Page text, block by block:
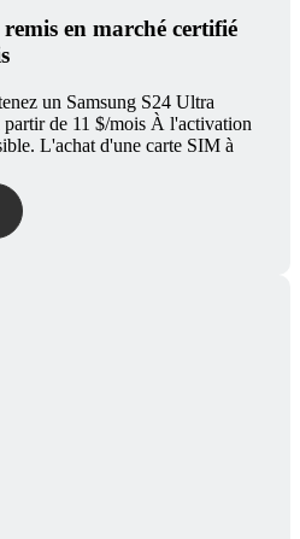
en marché certifié
un Samsung S24 Ultra
partir de 11 $/mois À l'activation
L'achat d'une carte SIM à